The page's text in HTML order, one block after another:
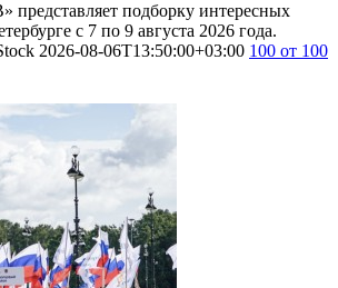
представляет подборку интересных
с 7 по 9 августа 2026 года.
2026-08-06T13:50:00+03:00 100 от 100